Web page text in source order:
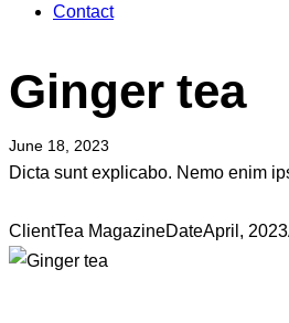
Contact
Ginger tea
June 18, 2023
Dicta sunt explicabo. Nemo enim
ClientTea MagazineDateApril, 2023